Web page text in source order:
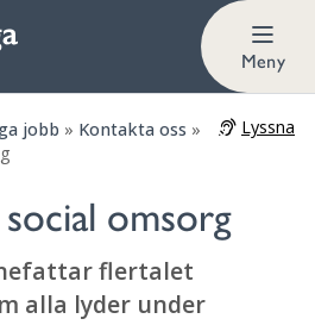
Meny
jobb » Kontakta oss »
Lyssna
omsorg
flertalet
alla lyder under